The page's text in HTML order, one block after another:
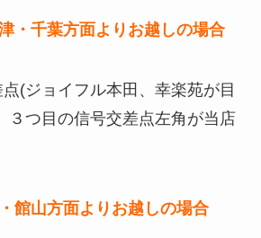
・千葉方面よりお越しの場合
点(ジョイフル本田、幸楽苑が目
３つ目の信号交差点左角が当店
館山方面よりお越しの場合